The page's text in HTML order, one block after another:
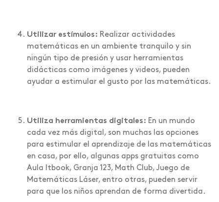
Utilizar estímulos: Realizar actividades
matemáticas en un ambiente tranquilo y sin
ningún tipo de presión y usar herramientas
didácticas como imágenes y videos, pueden
ayudar a estimular el gusto por las matemáticas.
Utiliza herramientas digitales: En un mundo
cada vez más digital, son muchas las opciones
para estimular el aprendizaje de las matemáticas
en casa, por ello, algunas apps gratuitas como
Aula Itbook, Granja 123, Math Club, Juego de
Matemáticas Láser, entro otras, pueden servir
para que los niños aprendan de forma divertida.